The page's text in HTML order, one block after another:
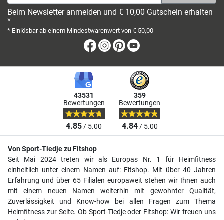
Beim Newsletter anmelden und € 10,00 Gutschein erhalten
*
* Einlösbar ab einem Mindestwarenwert von € 50,00
Facebook
Instagram
Pinterest
43531
Bewertungen
4.85/ 5.00
359
Bewertungen
4.84/ 5.00
Von Sport-Tiedje zu Fitshop
Seit Mai 2024 treten wir als Europas Nr. 1 für Heimfitness
einheitlich unter einem Namen auf: Fitshop. Mit über 40 Jahren
Erfahrung und über 65 Filialen europaweit stehen wir Ihnen auch
mit einem neuen Namen weiterhin mit gewohnter Qualität,
Zuverlässigkeit und Know-how bei allen Fragen zum Thema
Heimfitness zur Seite. Ob Sport-Tiedje oder Fitshop: Wir freuen uns